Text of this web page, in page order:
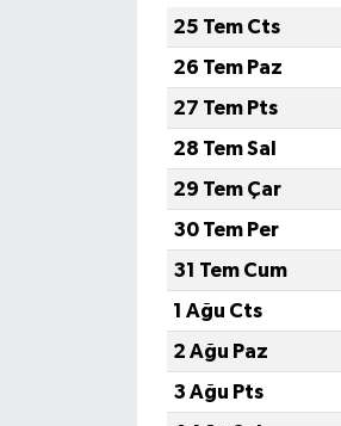
25 Tem Cts
26 Tem Paz
27 Tem Pts
28 Tem Sal
29 Tem Çar
30 Tem Per
31 Tem Cum
1 Ağu Cts
2 Ağu Paz
3 Ağu Pts